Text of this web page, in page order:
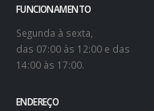
FUNCIONAMENTO
Segunda à sexta,
das 07:00 às 12:00 e das
14:00 às 17:00.
ENDEREÇO